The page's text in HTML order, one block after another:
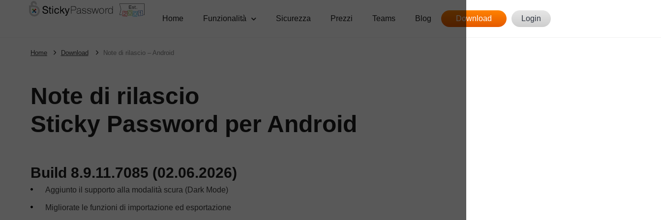
Home Funzionalità Sicurezza Prezzi Teams Blog Download Login
Home Download Note di rilascio – Android
Note di rilascio
Sticky Password per Android
Build 8.9.11.7085 (02.06.2026)
Aggiunto il supporto alla modalità scura (Dark Mode)
Migliorate le funzioni di importazione ed esportazione